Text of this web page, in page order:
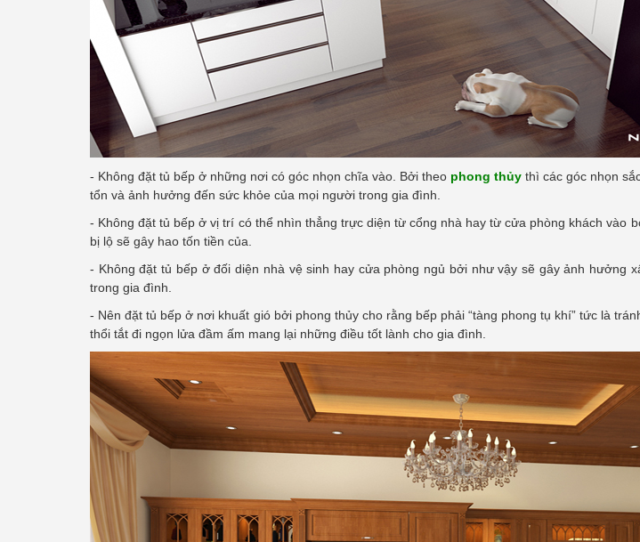
- Không đặt tủ bếp ở những nơi có góc nhọn chĩa vào. Bởi theo phong thủy thì các góc nhọn
tổn và ảnh hưởng đến sức khỏe của mọi người trong gia đình.
- Không đặt tủ bếp ở vị trí có thể nhìn thẳng trực diện từ cổng nhà hay từ cửa phòng khách vào
bị lộ sẽ gây hao tốn tiền của.
- Không đặt tủ bếp ở đối diện nhà vệ sinh hay cửa phòng ngủ bởi như vậy sẽ gây ảnh hưởng
trong gia đình.
- Nên đặt tủ bếp ở nơi khuất gió bởi phong thủy cho rằng bếp phải “tàng phong tụ khí” tức là
thổi tắt đi ngọn lửa đầm ấm mang lại những điều tốt lành cho gia đình.